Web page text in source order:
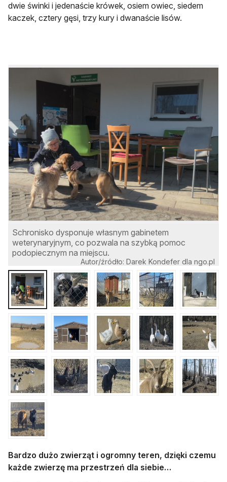
dwie świnki i jedenaście krówek, osiem owiec, siedem
kaczek, cztery gęsi, trzy kury i dwanaście lisów.
Schronisko dysponuje własnym gabinetem
weterynaryjnym, co pozwala na szybką pomoc
podopiecznym na miejscu.
Autor/źródło: Darek Kondefer dla ngo.pl
Bardzo dużo zwierząt i ogromny teren, dzięki czemu
każde zwierzę ma przestrzeń dla siebie…